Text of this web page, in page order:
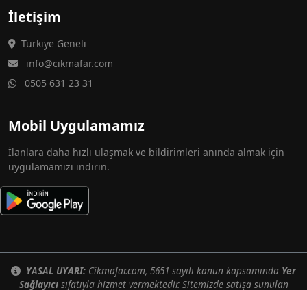
İletişim
Türkiye Geneli
info@cikmafar.com
0505 631 23 31
Mobil Uygulamamız
İlanlara daha hızlı ulaşmak ve bildirimleri anında almak için
uygulamamızı indirin.
YASAL UYARI: Cikmafar.com, 5651 sayılı kanun kapsamında Yer
Sağlayıcısıfatıyla hizmet vermektedir. Sitemizde satışa sunulan